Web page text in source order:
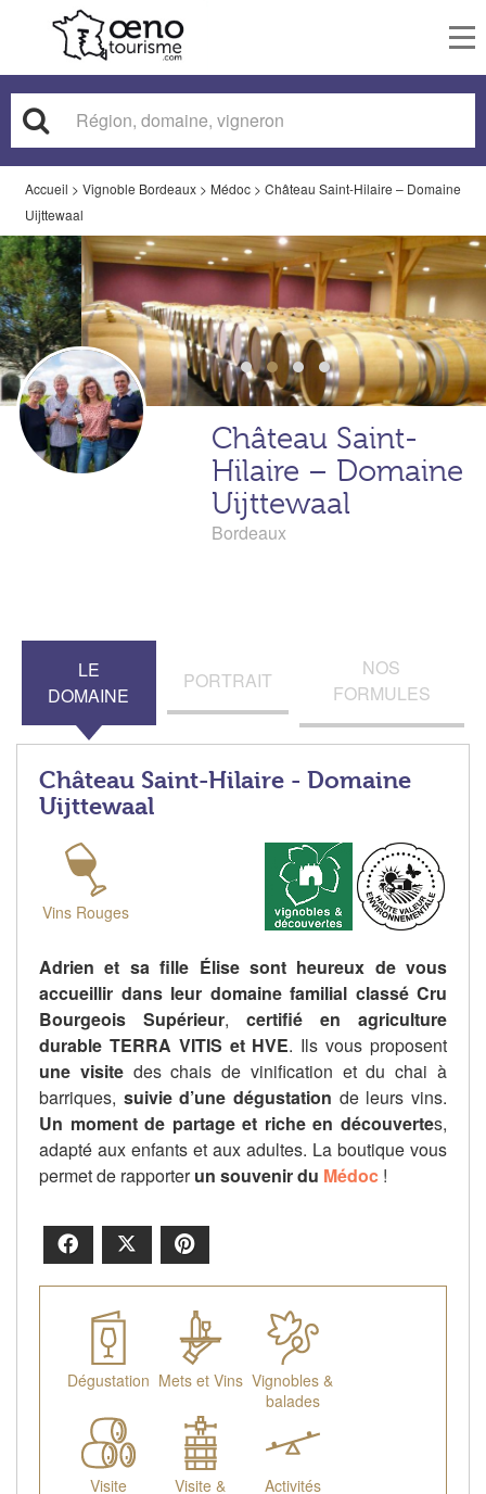
Accueil > Vignoble Bordeaux > Médoc > Château Saint-Hilaire – Domaine
Uijttewaal
Château Saint-
Hilaire – Domaine
Uijttewaal
Bordeaux
LE
DOMAINE
PORTRAIT
NOS
FORMULES
Château Saint-Hilaire - Domaine
Uijttewaal
Vins Rouges
Adrien et sa fille Élise sont heureux de vous
accueillir dans leur domaine familial classé Cru
Bourgeois Supérieur, certifié en agriculture
durable TERRA VITIS et HVE. Ils vous proposent
une visitedes chais de vinification et du chai à
barriques, suivie d’une dégustation de leurs vins.
Un moment de partage et riche en découvertes,
adapté aux enfants et aux adultes. La boutique vous
permet de rapporterun souvenir du Médoc !
Facebook
Dégustation Mets et Vins Vignobles &
balades
Visite
Visite &
Activités